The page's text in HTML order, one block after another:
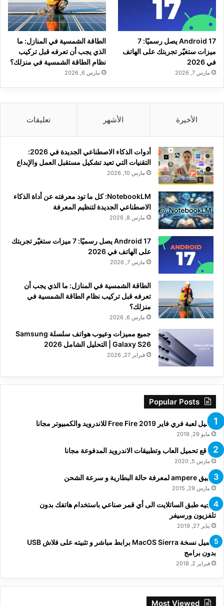
Android 17 يصل رسميًا: 7
ميزات ستغيّر تجربتك على الهاتف
في 2026
مارس 7, 2026
الطاقة الشمسية في المنازل: ما
الذي يجب أن تعرفه قبل تركيب
نظام الطاقة الشمسية في منزلك؟
مارس 6, 2026
الأخيرة الأشهر تعليقات
أدوات الذكاء الاصطناعي الجديدة في 2026:
التقنيات التي تعيد تشكيل مستقبل العمل والإبداع
مارس 10, 2026
NotebookLM: كل ما تود معرفته عن أداة الذكاء
الاصطناعي الجديدة لتنظيم المعرفة
مارس 8, 2026
Android 17 يصل رسميًا: 7 ميزات ستغيّر تجربتك
على الهاتف في 2026
مارس 7, 2026
الطاقة الشمسية في المنازل: ما الذي يجب أن
تعرفه قبل تركيب نظام الطاقة الشمسية في
منزلك؟
مارس 6, 2026
جميع مميزات وعيوب هواتف سلسلة Samsung
Galaxy S26 | التحليل الشامل 2026
فبراير 27, 2026
Popular Posts
تحميل لعبة فري فاير Free Fire 2019 للاندرويد والكمبيوتر مجانا
مايو 29, 2019
مواقع تحميل العاب وتطبيقات الاندرويد المدفوعة مجانا
مارس 5, 2020
تطبيق ampere لمعرفة حالة البطارية و سرعة الشحن
مارس 29, 2015
توجيه طبق الساتلايت الى أي قمر صناعي باستخدام هاتفك بدون
تلفزيون ورسيفر
يناير 27, 2019
تحميل نسخة MacOS Sierra برابط مباشر و تثبيته على فلاش USB
بدون برامج
فبراير 2, 2018
Most Viewed